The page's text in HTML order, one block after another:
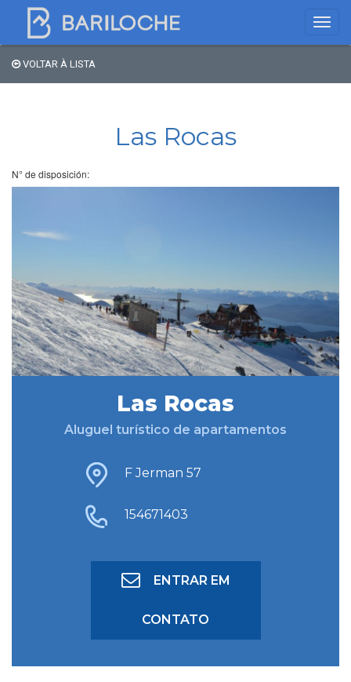
Bariloche
Estrelas
Região
BUSCAR HOSPEDAGEM
VOLTAR À LISTA
Las Rocas
N° de disposición:
Las Rocas
Aluguel turístico de apartamentos
F Jerman 57
154671403
ENTRAR EM
CONTATO